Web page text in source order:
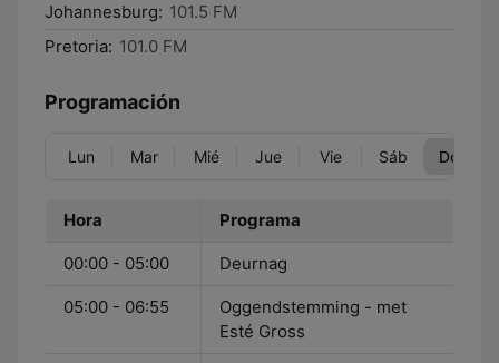
Johannesburg: 101.5 FM
Pretoria: 101.0 FM
Programación
Lun Mar Mié Jue Vie Sáb Dom
Hora Programa
00:00 - 05:00 Deurnag
05:00 - 06:55
Oggendstemming - met
Esté Gross